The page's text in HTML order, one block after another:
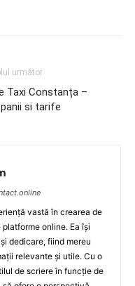
următor
Taxi Constanța –
si tarife
vastă în crearea de
online. Ea își
dedicare, fiind mereu
relevante și utile. Cu o
de scriere în funcție de